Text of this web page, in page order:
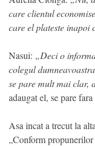
care clientul
care el plateste inapoi
Nasui: „Deci o
colegul
se pare mult mai clar,
adaugat el, se pare
Asa incat a trecut la
„Conform